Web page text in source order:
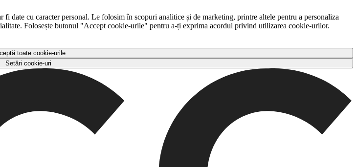
date cu caracter personal. Le folosim în scopuri analitice și de marketing, printre altele pentru a personaliza
Folosește butonul "Accept cookie-urile" pentru a-ți exprima acordul privind utilizarea cookie-urilor.
toate cookie-urile
Setări cookie-uri